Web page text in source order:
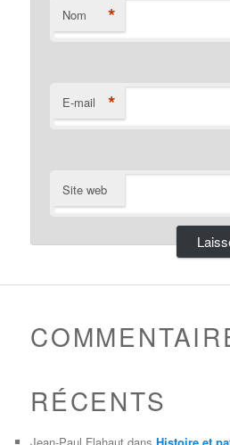
Nom *
E-mail *
Site web
RÉCENTS